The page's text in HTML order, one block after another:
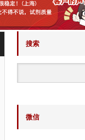
搜索
微信